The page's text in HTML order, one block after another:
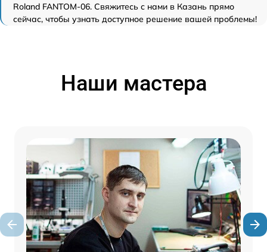
Roland FANTOM-06. Свяжитесь с нами в Казань прямо
сейчас, чтобы узнать доступное решение вашей проблемы!
Наши мастера